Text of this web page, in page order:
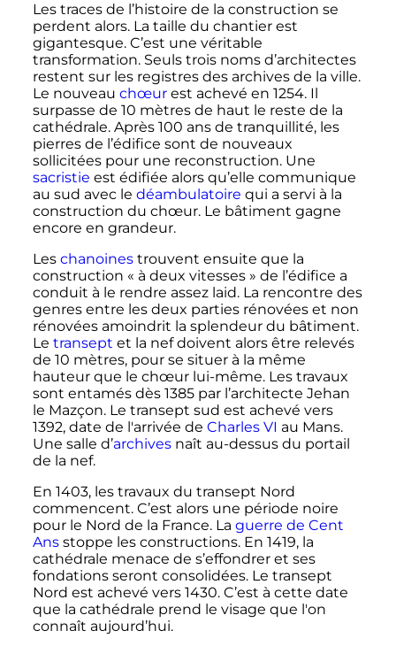
Les traces de l’histoire de la construction se
perdent alors. La taille du chantier est
gigantesque. C’est une véritable
transformation. Seuls trois noms d’architectes
restent sur les registres des archives de la ville.
Le nouveau chœurest achevé en 1254. Il
surpasse de 10 mètresde haut le reste de la
cathédrale. Après 100 ans de tranquillité, les
pierres de l’édifice sont de nouveaux
sollicitées pour une reconstruction. Une
sacristie est édifiée alors qu’elle communique
au sud avec le déambulatoire qui a servi à la
construction du chœur. Le bâtiment gagne
encore en grandeur.
Les chanoinestrouvent ensuite que la
construction « à deux vitesses » de l’édifice a
conduit à le rendre assez laid. La rencontre des
genres entre les deux parties rénovées et non
rénovées amoindrit la splendeur du bâtiment.
Le transept et la nef doivent alors être relevés
de 10 mètres, pour se situer à la même
hauteur que le chœur lui-même. Les travaux
sont entamés dès 1385 par l’architecte Jehan
le Mazçon. Le transept sud est achevé vers
1392, date de l'arrivée de Charles VI au Mans.
Une salle d’archivesnaît au-dessus du portail
de la nef.
En 1403, les travaux du transept Nord
commencent. C’est alors une période noire
pour le Nord de la France. La guerre de Cent
Ansstoppe les constructions. En 1419, la
cathédrale menace de s’effondrer et ses
fondations seront consolidées. Le transept
Nord est achevé vers 1430. C’est à cette date
que la cathédrale prend le visage que l'on
connaît aujourd’hui.